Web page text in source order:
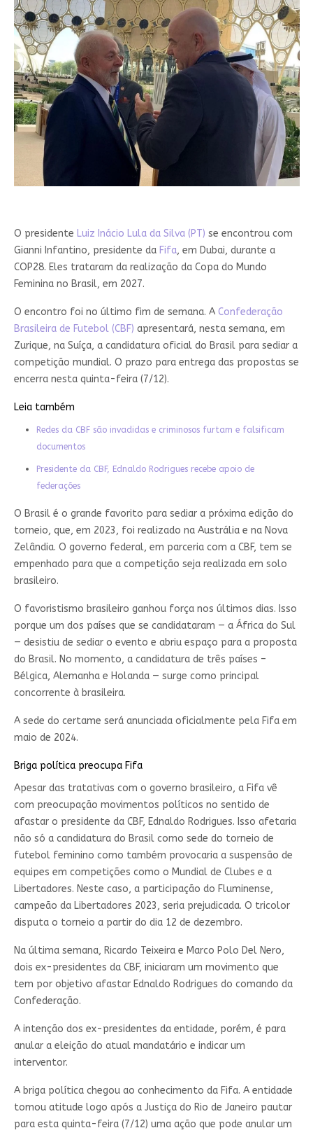
O presidente Luiz Inácio Lula da Silva (PT) se encontrou com
Gianni Infantino, presidente da Fifa, em Dubai, durante a
COP28. Eles trataram da realização da Copa do Mundo
Feminina no Brasil, em 2027.
O encontro foi no último fim de semana. A Confederação
Brasileira de Futebol (CBF) apresentará, nesta semana, em
Zurique, na Suíça, a candidatura oficial do Brasil para sediar a
competição mundial. O prazo para entrega das propostas se
encerra nesta quinta-feira (7/12).
Leia também
Redes da CBF são invadidas e criminosos furtam e falsificam
documentos
Presidente da CBF, Ednaldo Rodrigues recebe apoio de
federações
O Brasil é o grande favorito para sediar a próxima edição do
torneio, que, em 2023, foi realizado na Austrália e na Nova
Zelândia. O governo federal, em parceria com a CBF, tem se
empenhado para que a competição seja realizada em solo
brasileiro.
O favoristismo brasileiro ganhou força nos últimos dias. Isso
porque um dos países que se candidataram — a África do Sul
— desistiu de sediar o evento e abriu espaço para a proposta
do Brasil. No momento, a candidatura de três países –
Bélgica, Alemanha e Holanda — surge como principal
concorrente à brasileira.
A sede do certame será anunciada oficialmente pela Fifa em
maio de 2024.
Briga política preocupa Fifa
Apesar das tratativas com o governo brasileiro, a Fifa vê
com preocupação movimentos políticos no sentido de
afastar o presidente da CBF, Ednaldo Rodrigues. Isso afetaria
não só a candidatura do Brasil como sede do torneio de
futebol feminino como também provocaria a suspensão de
equipes em competições como o Mundial de Clubes e a
Libertadores. Neste caso, a participação do Fluminense,
campeão da Libertadores 2023, seria prejudicada. O tricolor
disputa o torneio a partir do dia 12 de dezembro.
Na última semana, Ricardo Teixeira e Marco Polo Del Nero,
dois ex-presidentes da CBF, iniciaram um movimento que
tem por objetivo afastar Ednaldo Rodrigues do comando da
Confederação.
A intenção dos ex-presidentes da entidade, porém, é para
anular a eleição do atual mandatário e indicar um
interventor.
A briga política chegou ao conhecimento da Fifa. A entidade
tomou atitude logo após a Justiça do Rio de Janeiro pautar
para esta quinta-feira (7/12) uma ação que pode anular um